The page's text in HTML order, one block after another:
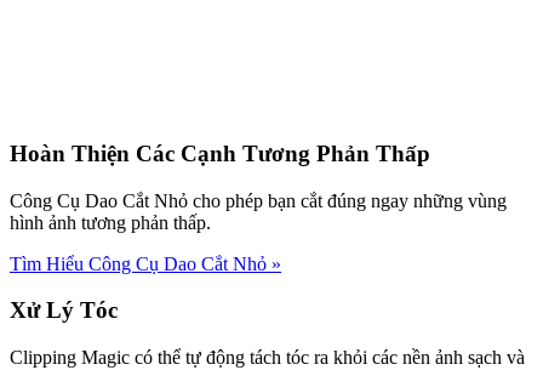
Hoàn Thiện Các Cạnh Tương Phản Thấp
Công Cụ Dao Cắt Nhỏ cho phép bạn cắt đúng ngay những vùng
hình ảnh tương phản thấp.
Tìm Hiểu Công Cụ Dao Cắt Nhỏ »
Xử Lý Tóc
Clipping Magic có thể tự động tách tóc ra khỏi các nền ảnh sạch và